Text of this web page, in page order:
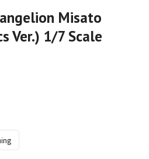
Misato
Ver.) 1/7 Scale